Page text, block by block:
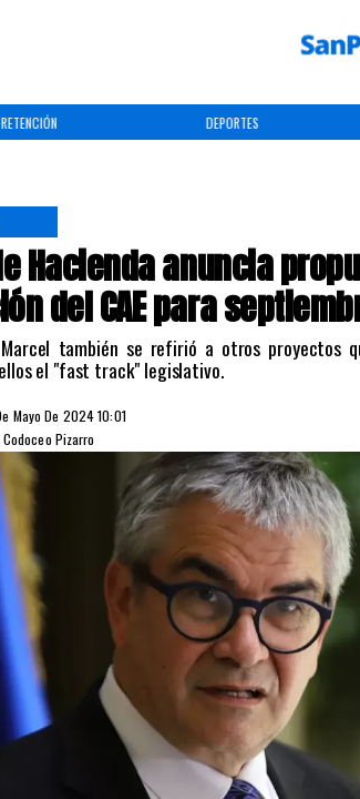
DEPORTES
Hacienda anuncia
del CAE para
también se refirió a otros proyectos
el "fast track" legislativo.
Mayo De 2024 10:01
Pizarro